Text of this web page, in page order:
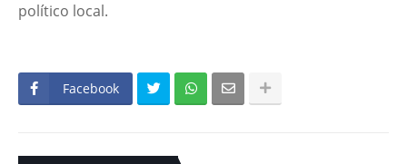
político local.
Facebook